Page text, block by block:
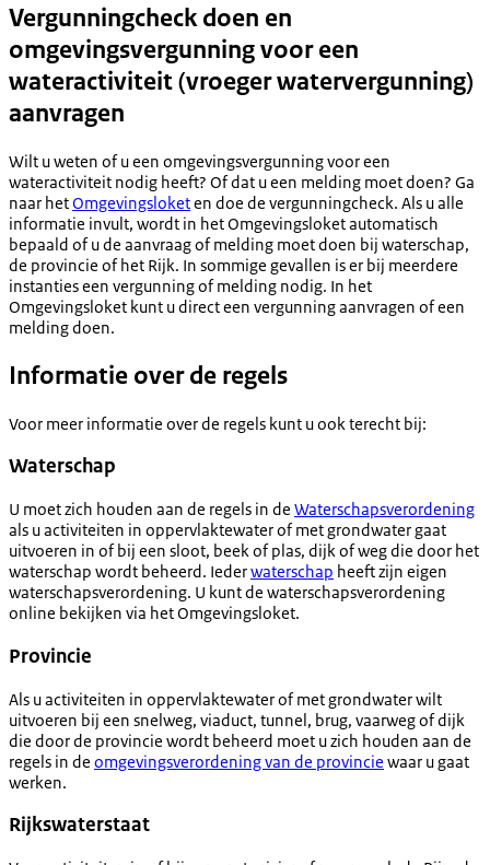
Vergunningcheck doen en
omgevingsvergunning voor een
wateractiviteit (vroeger watervergunning)
aanvragen
Wilt u weten of u een omgevingsvergunning voor een
wateractiviteit nodig heeft? Of dat u een melding moet doen? Ga
naar hetOmgevingsloketen doe de vergunningcheck. Als u alle
informatie invult, wordt in het Omgevingsloket automatisch
bepaald of u de aanvraag of melding moet doen bij waterschap,
de provincie of het Rijk. In sommige gevallen is er bij meerdere
instanties een vergunning of melding nodig. In het
Omgevingsloket kunt u direct een vergunning aanvragen of een
melding doen.
Informatie over de regels
Voor meer informatie over de regels kunt u ook terecht bij:
Waterschap
U moet zich houden aan de regels in de Waterschapsverordening
als u activiteiten in oppervlaktewater of met grondwater gaat
uitvoeren in of bij een sloot, beek of plas, dijk of weg die door het
waterschap wordt beheerd. Iederwaterschap heeft zijn eigen
waterschapsverordening. U kunt de waterschapsverordening
online bekijken via het Omgevingsloket.
Provincie
Als u activiteiten in oppervlaktewater of met grondwater wilt
uitvoeren bij een snelweg, viaduct, tunnel, brug, vaarweg of dijk
die door de provincie wordt beheerd moet u zich houden aan de
regels in de omgevingsverordening van de provincie waar u gaat
werken.
Rijkswaterstaat